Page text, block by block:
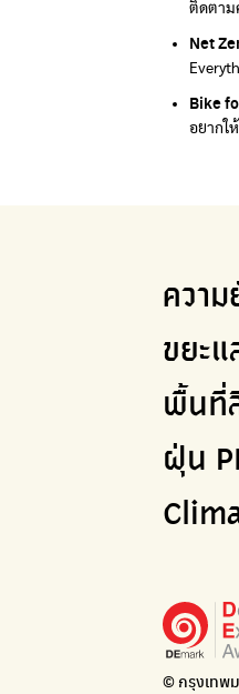
ติดตาม
Net
Bike
อยากใ
รับซื้อข
Green
แผนที่เ
ควา
ขยะแ
พื้นที่
ฝุ่น
© กรุงเทพ